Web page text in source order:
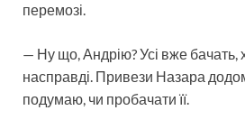
перемозі.
— Ну що, Андрію? Усі вже бачать,
насправді. Привези Назара
подумаю, чи пробачати її.